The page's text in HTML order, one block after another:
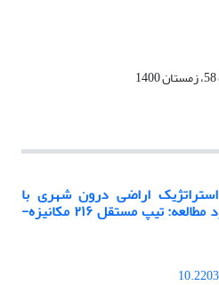
اراضی درون شهری با
رویکرد پدافند غیرعامل (مورد مطالعه: تیپ مستقل ۲۱۶ مکانیزه-